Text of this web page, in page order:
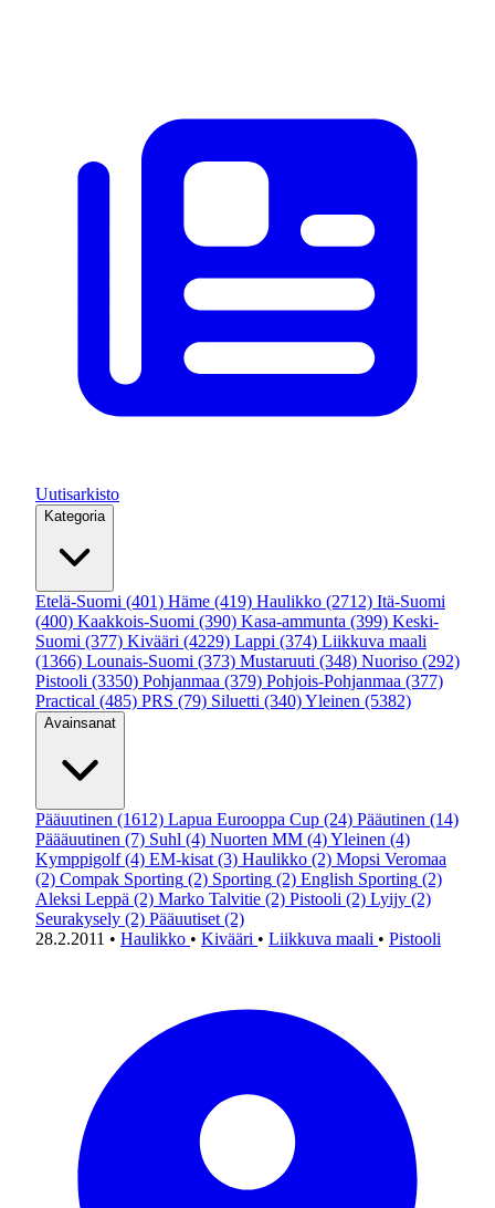
Uutisarkisto
Kategoria
Etelä-Suomi (401) Häme (419) Haulikko (2712) Itä-Suomi
(400) Kaakkois-Suomi (390) Kasa-ammunta (399) Keski-
Suomi (377) Kivääri (4229) Lappi (374) Liikkuva maali
(1366) Lounais-Suomi (373) Mustaruuti (348) Nuoriso (292)
Pistooli (3350) Pohjanmaa (379) Pohjois-Pohjanmaa (377)
Practical (485) PRS (79) Siluetti (340)Yleinen (5382)
Avainsanat
Pääuutinen (1612) Lapua Eurooppa Cup (24) Pääutinen (14)
Päääuutinen (7) Suhl (4) Nuorten MM (4)Yleinen (4)
Kymppigolf (4) EM-kisat (3) Haulikko (2) Mopsi Veromaa
(2) Compak Sporting (2) Sporting (2) English Sporting (2)
Aleksi Leppä (2) Marko Talvitie (2) Pistooli (2) Lyijy (2)
Seurakysely (2) Pääuutiset (2)
28.2.2011 • Haulikko • Kivääri • Liikkuva maali • Pistooli